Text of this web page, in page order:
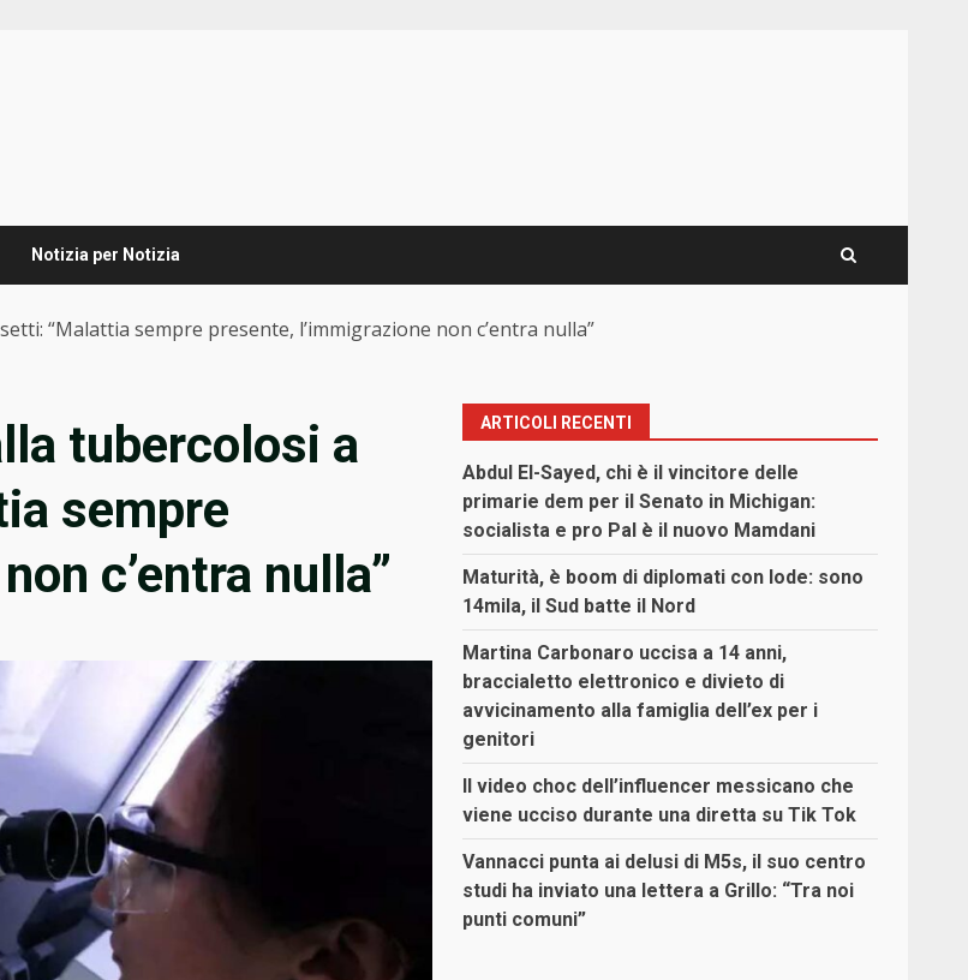
Notizia per Notizia
“Malattia sempre presente, l’immigrazione non c’entra nulla”
tubercolosi a
sempre
c’entra nulla”
ARTICOLI RECENTI
Abdul El-Sayed, chi è il vincitore delle
primarie dem per il Senato in Michigan:
socialista e pro Pal è il nuovo Mamdani
Maturità, è boom di diplomati con lode: sono
14mila, il Sud batte il Nord
Martina Carbonaro uccisa a 14 anni,
braccialetto elettronico e divieto di
avvicinamento alla famiglia dell’ex per i
genitori
Il video choc dell’influencer messicano che
viene ucciso durante una diretta su Tik Tok
Vannacci punta ai delusi di M5s, il suo centro
studi ha inviato una lettera a Grillo: “Tra noi
punti comuni”